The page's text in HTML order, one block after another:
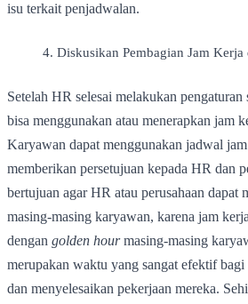
isu terkait penjadwalan.
Diskusikan Pembagian Jam
Setelah HR selesai melakukan
bisa menggunakan atau menerapkan jam
Karyawan dapat menggunakan jadwal
memberikan persetujuan kepada HR dan
bertujuan agar HR atau perusahaan dapat
masing-masing karyawan, karena jam
dengan golden hourmasing-masing
merupakan waktu yang sangat efektif
dan menyelesaikan pekerjaan mereka.